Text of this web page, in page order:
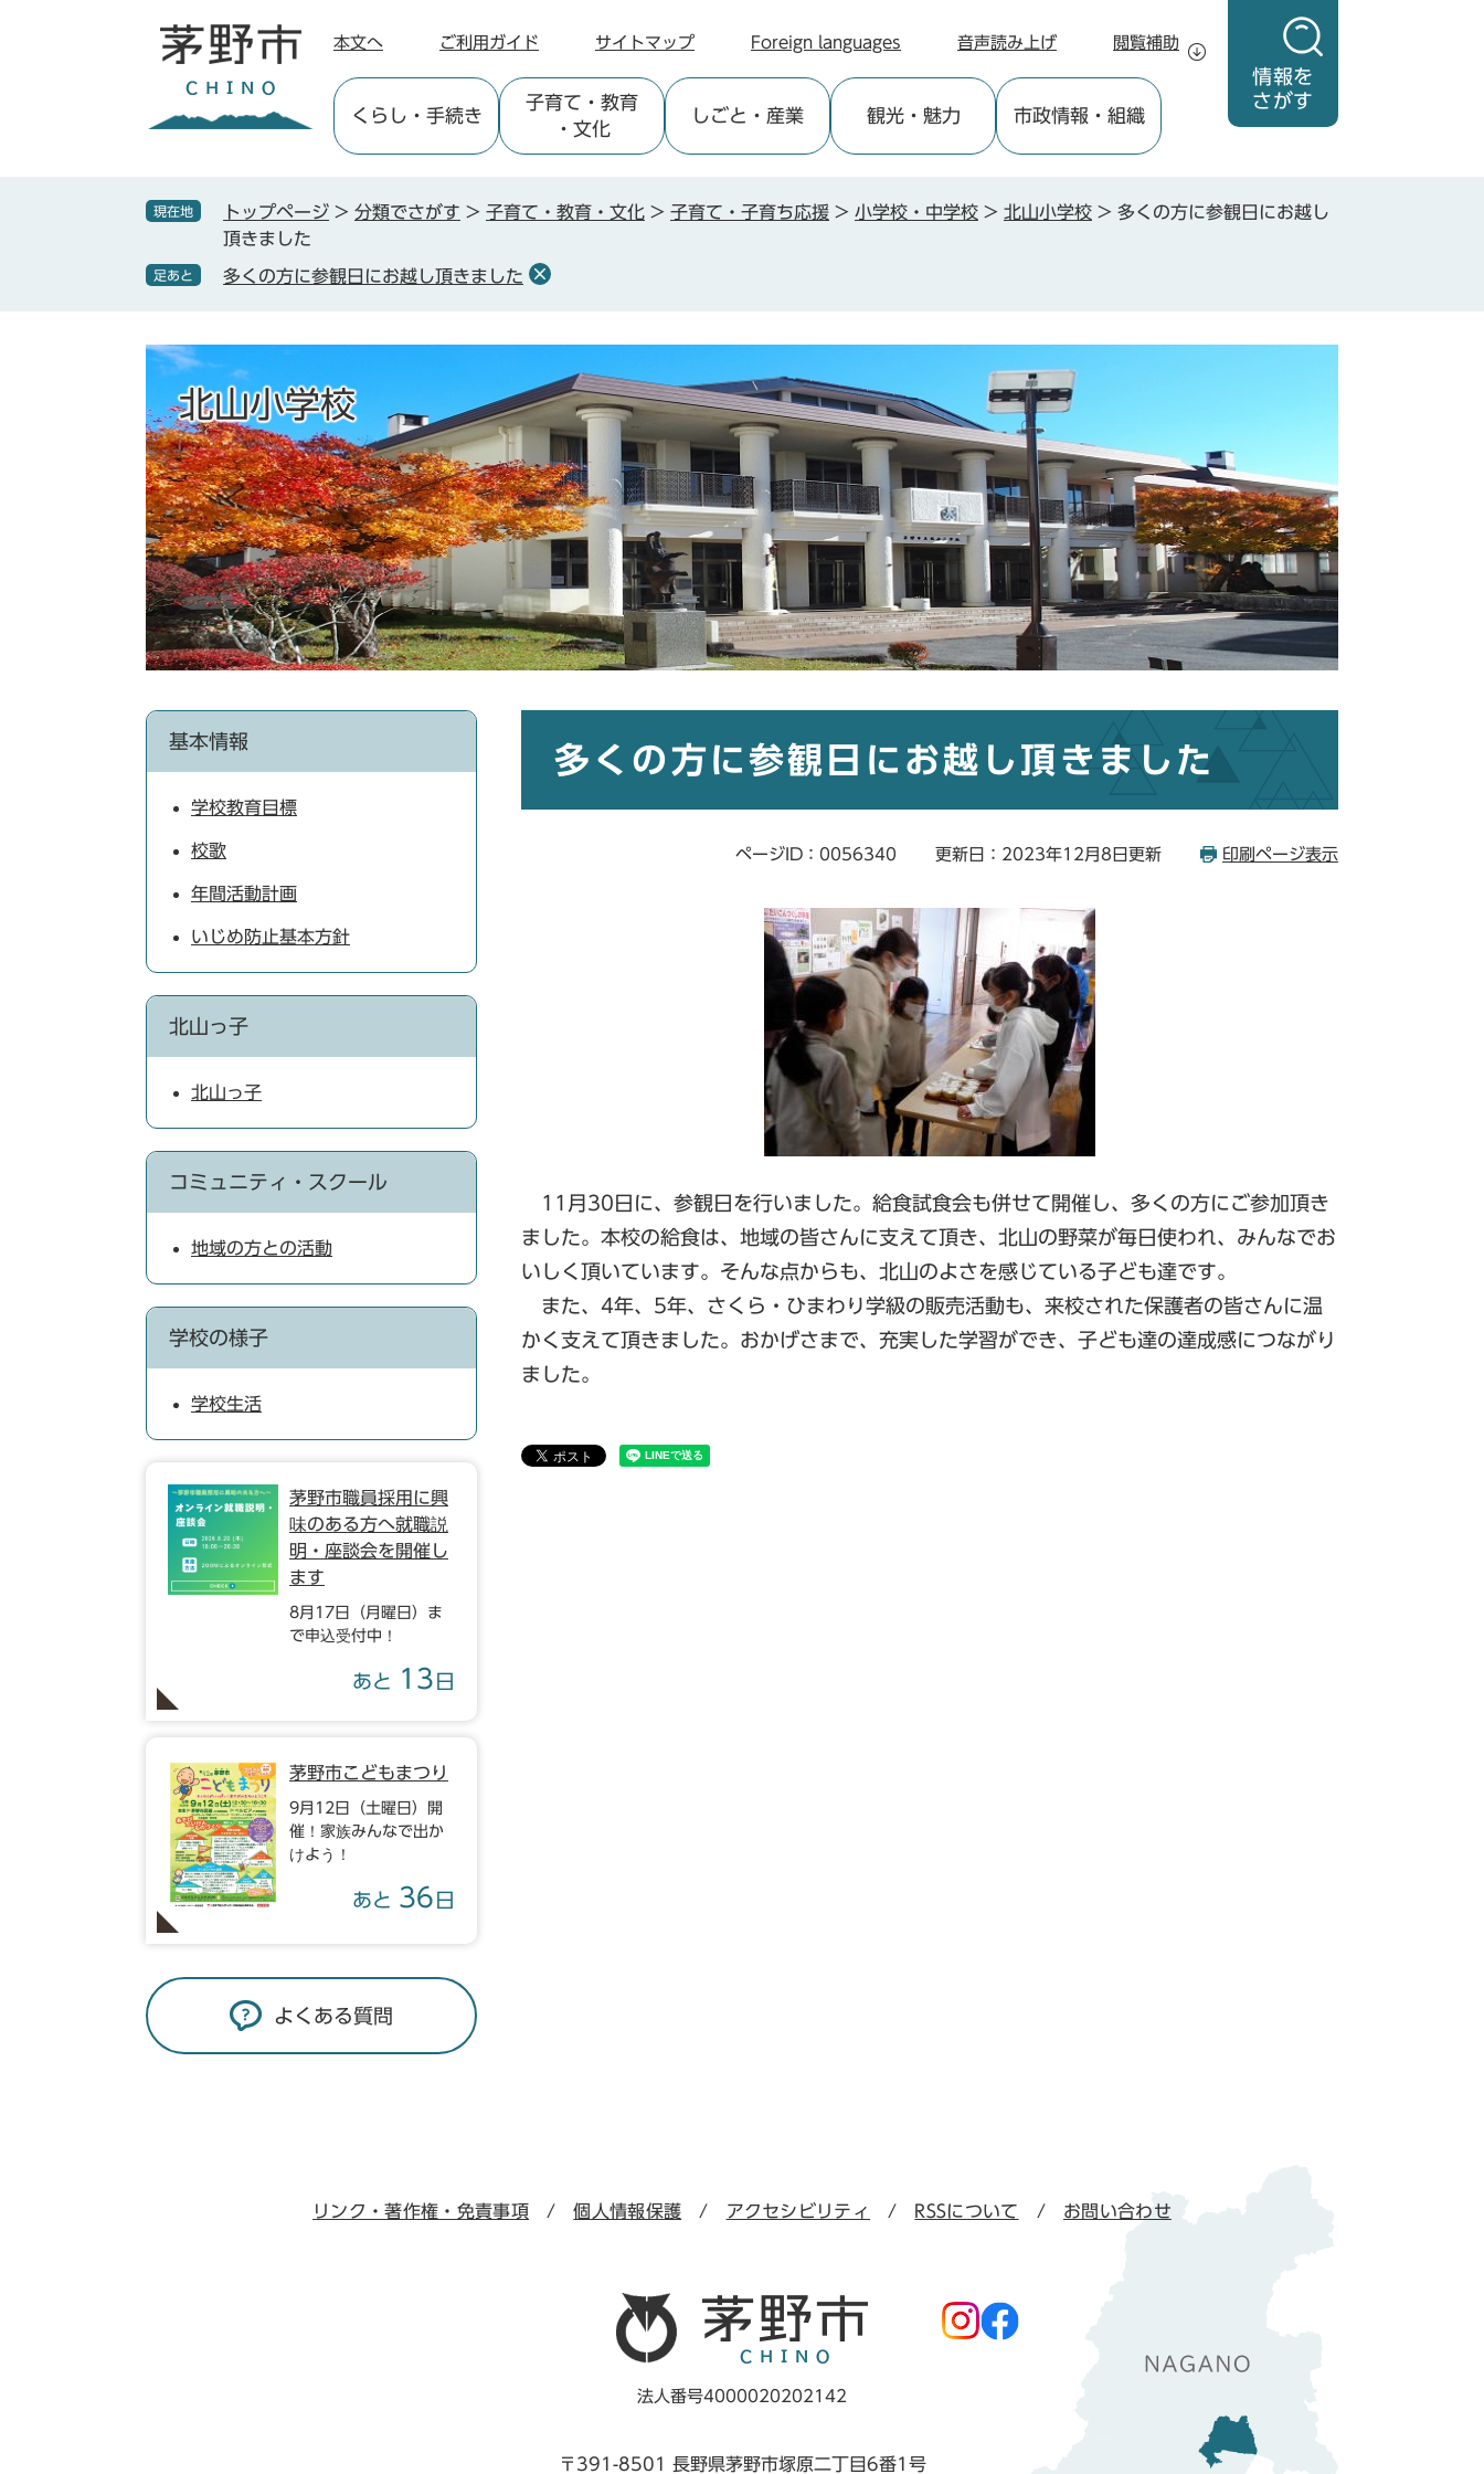
情報を
さがす
本文へ ご利用ガイド サイトマップ Foreign languages 音声読み上げ 閲覧補助
くらし ・手続き
子育て ・教育
・文化
しごと ・産業 観光・魅力 市政情報 ・組織
現在地 トップページ > 分類でさがす > 子育て・教育・文化 > 子育て・子育ち応援 > 小学校・中学校 > 北山小学校 > 多くの方に参観日にお越し
頂きました
足あと 多くの方に参観日にお越し頂きました
北山小学校
多くの方に参観日にお越し頂きました
ページID：0056340 更新日：2023年12月8日更新 印刷ページ表示
11月30日に、参観日を行いました。給食試食会も併せて開催し、多くの方にご参加頂き
ました。本校の給食は、地域の皆さんに支えて頂き、北山の野菜が毎日使われ、みんなでお
いしく頂いています。そんな点からも、北山のよさを感じている子ども達です。
また、4年、5年、さくら・ひまわり学級の販売活動も、来校された保護者の皆さんに温
かく支えて頂きました。おかげさまで、充実した学習ができ、子ども達の達成感につながり
ました。
基本情報
学校教育目標
校歌
年間活動計画
いじめ防止基本方針
北山っ子
北山っ子
コミュニティ・スクール
地域の方との活動
学校の様子
学校生活
茅野市職員採用に興
味のある方へ就職説
明・座談会を開催し
ます
8月17日（月曜日）ま
で申込受付中！
あと 13 日
茅野市こどもまつり
9月12日（土曜日）開
催！家族みんなで出か
けよう！
あと 36 日
よくある質問
リンク・著作権・免責事項 個人情報保護 アクセシビリティ RSSについて お問い合わせ
法人番号4000020202142
〒391-8501 長野県茅野市塚原二丁目6番1号